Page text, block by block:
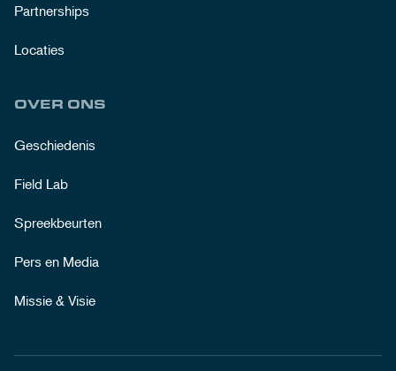
Partnerships
Locaties
OVER ONS
Geschiedenis
Field Lab
Spreekbeurten
Pers en Media
Missie & Visie